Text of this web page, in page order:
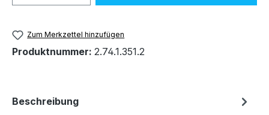
Zum Merkzettel hinzufügen
Produktnummer: 2.74.1.351.2
Beschreibung